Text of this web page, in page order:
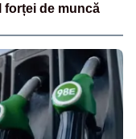
forței de muncă